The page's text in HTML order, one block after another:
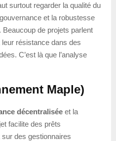
surtout regarder la qualité du
et la robustesse
de projets parlent
résistance dans des
C’est là que l’analyse
Maple)
décentralisée et la
facilite des prêts
sur des gestionnaires